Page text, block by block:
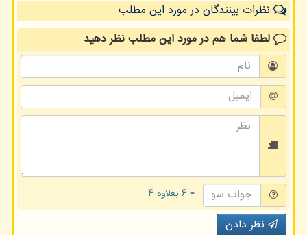
نظرات بینندگان در مورد این مطلب
لطفا شما همدر مورد این مطلبنظر دهید
= ۶ بعلاوه ۴
نظر دادن